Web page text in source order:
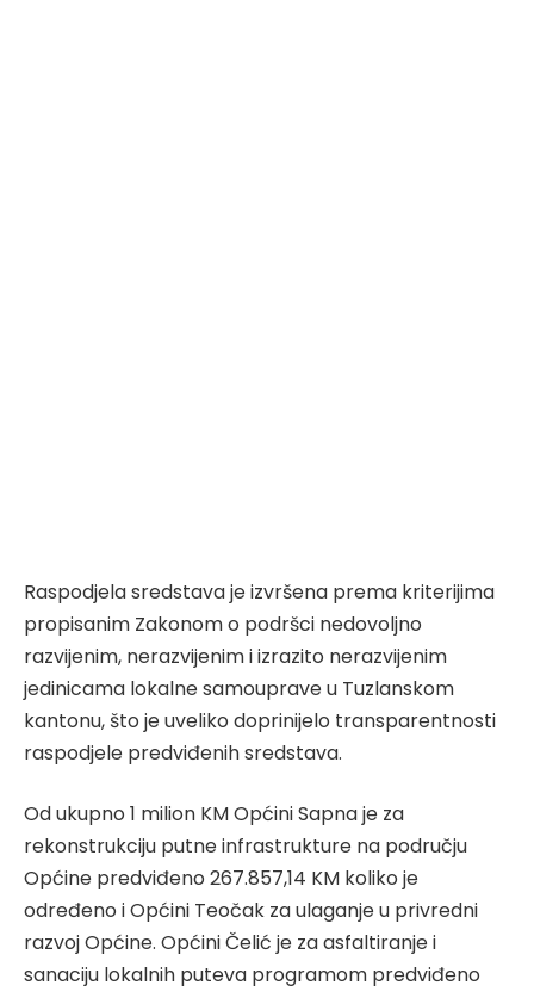
Raspodjela sredstava je izvršena prema kriterijima
propisanim Zakonom o podršci nedovoljno
razvijenim, nerazvijenim i izrazito nerazvijenim
jedinicama lokalne samouprave u Tuzlanskom
kantonu, što je uveliko doprinijelo transparentnosti
raspodjele predviđenih sredstava.
Od ukupno 1 milion KM Općini Sapna je za
rekonstrukciju putne infrastrukture na području
Općine predviđeno 267.857,14 KM koliko je
određeno i Općini Teočak za ulaganje u privredni
razvoj Općine. Općini Čelić je za asfaltiranje i
sanaciju lokalnih puteva programom predviđeno